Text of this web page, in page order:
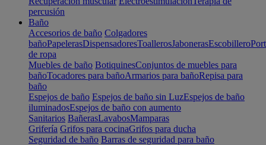
percusión
Baño
Accesorios de baño Colgadores
bañoPapelerasDispensadoresToallerosJabonerasEscobillero
de ropa
Muebles de baño BotiquinesConjuntos de muebles para
bañoTocadores para bañoArmarios para bañoRepisa para
baño
Espejos de baño Espejos de baño sin LuzEspejos de baño
iluminadosEspejos de baño con aumento
Sanitarios BañerasLavabosMamparas
Grifería Grifos para cocinaGrifos para ducha
Seguridad de baño Barras de seguridad para baño